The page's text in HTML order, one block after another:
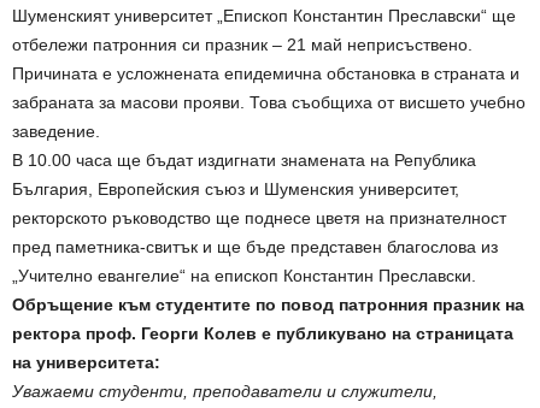
Шуменският университет „Епископ Константин Преславски“ ще
отбележи патронния си празник – 21 май неприсъствено.
Причината е усложнената епидемична обстановка в страната и
забраната за масови прояви. Това съобщиха от висшето учебно
заведение.
В 10.00 часа ще бъдат издигнати знамената на Република
България, Европейския съюз и Шуменския университет,
ректорското ръководство ще поднесе цветя на признателност
пред паметника-свитък и ще бъде представен благослова из
„Учително евангелие“ на епископ Константин Преславски.
Обръщение към студентите по повод патронния празник на
ректора проф. Георги Колев е публикувано на страницата
на университета:
Уважаеми студенти, преподаватели и служители,